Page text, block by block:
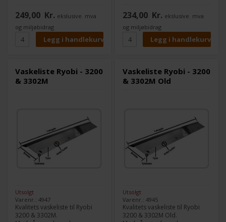
Type:Gummi
Lengde:305 mm
Bredde:40 mm
Tykkelse:5,0 mm
Antall hull:6
249,00 Kr. ekslusive. mva
og miljøbidrag
Type:Plastik
Lengde:305 mm
Bredde:40 mm
Tykkelse:5,0 mm
Antall hull:6
234,00 Kr. ekslusive. mva
og miljøbidrag
Vaskeliste Ryobi - 3200
& 3302M
Utsolgt
Varenr.: 4947
Kvalitets vaskeliste til Ryobi
3200 & 3302M.
Vaskeliste Ryobi - 3200
& 3302M Old
Utsolgt
Varenr.: 4945
Kvalitets vaskeliste til Ryobi
3200 & 3302M Old.